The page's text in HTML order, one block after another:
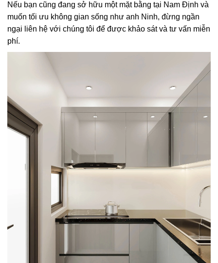
Nếu bạn cũng đang sở hữu một mặt bằng tại Nam Định và
muốn tối ưu không gian sống như anh Ninh, đừng ngần
ngại liên hệ với chúng tôi để được khảo sát và tư vấn miễn
phí.